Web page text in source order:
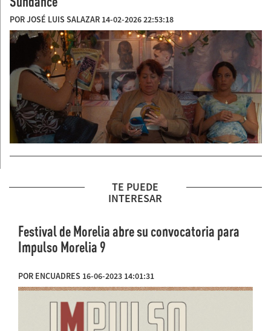
POR JOSÉ LUIS SALAZAR 14-02-2026 22:53:18
TE PUEDE
INTERESAR
Festival de Morelia abre su convocatoria para
Impulso Morelia 9
POR ENCUADRES 16-06-2023 14:01:31